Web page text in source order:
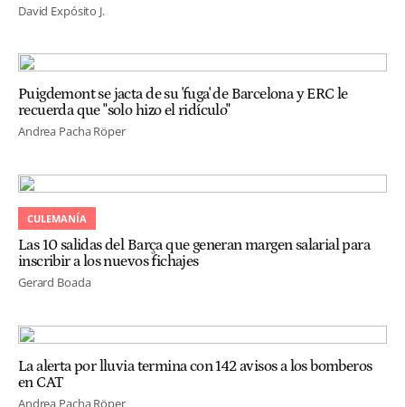
David Expósito J.
Puigdemont se jacta de su 'fuga' de Barcelona y ERC le
recuerda que "solo hizo el ridículo"
Andrea Pacha Röper
CULEMANÍA
Las 10 salidas del Barça que generan margen salarial para
inscribir a los nuevos fichajes
Gerard Boada
La alerta por lluvia termina con 142 avisos a los bomberos
en CAT
Andrea Pacha Röper